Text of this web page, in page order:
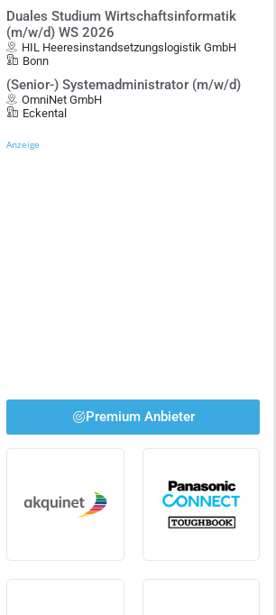
Duales Studium Wirtschaftsinformatik
(m/w/d) WS 2026
HIL Heeresinstandsetzungslogistik GmbH
Bonn
(Senior-) Systemadministrator (m/w/d)
OmniNet GmbH
Eckental
Anzeige
Premium Anbieter